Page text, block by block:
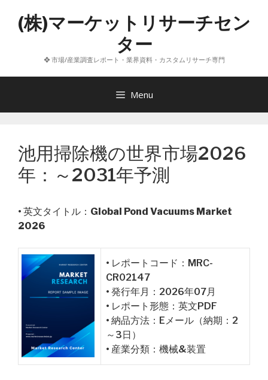
へ
(株)マーケットリサーチセン
ター
❖ 市場/産業調査レポート・業界資料・カスタムリサーチ専門
Menu
池用掃除機の世界市場2026
年：～2031年予測
• 英文タイトル： Global Pond Vacuums Market
2026
• レポートコード：MRC-
CR02147
• 発行年月：2026年07月
• レポート形態：英文PDF
• 納品方法：Eメール（納期：2
～3日）
• 産業分類：機械&装置